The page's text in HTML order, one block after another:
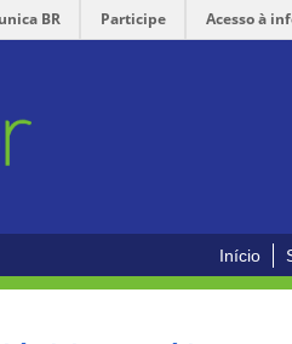
BR Participe Acesso à
Início